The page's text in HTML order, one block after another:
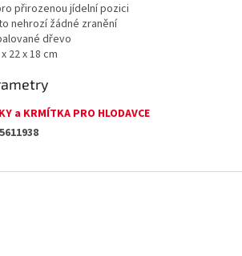
přirozenou jídelní pozici
nehrozí žádné zranění
dřevo
22 x 18 cm
a KRMÍTKA PRO HLODAVCE